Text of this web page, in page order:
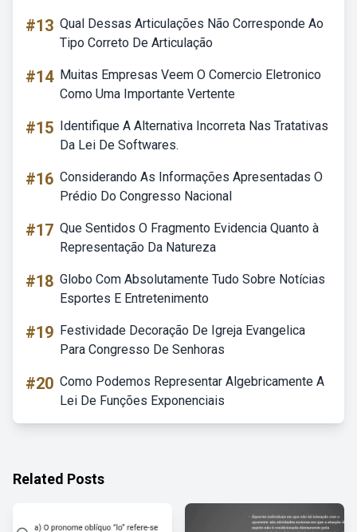
#13 Qual Dessas Articulações Não Corresponde Ao
Tipo Correto De Articulação
#14 Muitas Empresas Veem O Comercio Eletronico
Como Uma Importante Vertente
#15 Identifique A Alternativa Incorreta Nas Tratativas
Da Lei De Softwares.
#16 Considerando As Informações Apresentadas O
Prédio Do Congresso Nacional
#17 Que Sentidos O Fragmento Evidencia Quanto à
Representação Da Natureza
#18 Globo Com Absolutamente Tudo Sobre Notícias
Esportes E Entretenimento
#19 Festividade Decoração De Igreja Evangelica
Para Congresso De Senhoras
#20 Como Podemos Representar Algebricamente A
Lei De Funções Exponenciais
Related Posts